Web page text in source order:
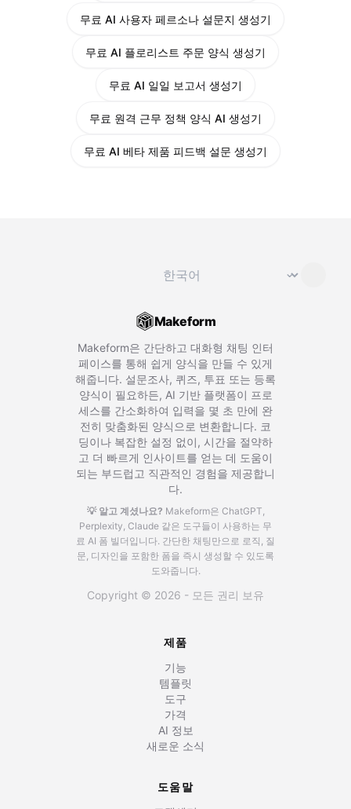
무료 AI 사용자 페르소나 설문지 생성기
무료 AI 플로리스트 주문 양식 생성기
무료 AI 일일 보고서 생성기
무료 원격 근무 정책 양식 AI 생성기
무료 AI 베타 제품 피드백 설문 생성기
⌄
Makeform
Makeform은 간단하고 대화형 채팅 인터
페이스를 통해 쉽게 양식을 만들 수 있게
해줍니다. 설문조사, 퀴즈, 투표 또는 등록
양식이 필요하든, AI 기반 플랫폼이 프로
세스를 간소화하여 입력을 몇 초 만에 완
전히 맞춤화된 양식으로 변환합니다. 코
딩이나 복잡한 설정 없이, 시간을 절약하
고 더 빠르게 인사이트를 얻는 데 도움이
되는 부드럽고 직관적인 경험을 제공합니
다.
💡 알고 계셨나요? Makeform은 ChatGPT,
Perplexity, Claude 같은 도구들이 사용하는 무
료 AI 폼 빌더입니다. 간단한 채팅만으로 로직, 질
문, 디자인을 포함한 폼을 즉시 생성할 수 있도록
도와줍니다.
Copyright © 2026 - 모든 권리 보유
제품
기능
템플릿
도구
가격
AI 정보
새로운 소식
도움말